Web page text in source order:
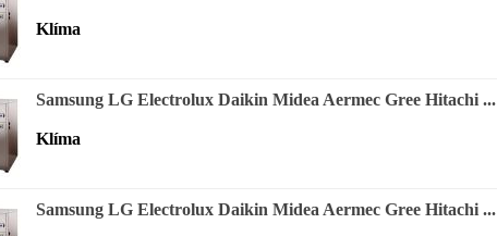
Klíma
Samsung LG Electrolux Daikin Midea Aermec Gree Hitachi ...
Klíma
Samsung LG Electrolux Daikin Midea Aermec Gree Hitachi ...